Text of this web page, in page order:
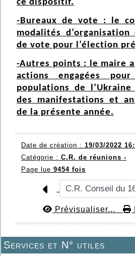
Services et N° utiles
ce dispositif.
-Bureaux de vote : le
modalités
de vote pour l’élection
-Autres points : le maire
actions engagées
populations de
des manifestations et
de la présente année.
Date de création : 19/03/2022
Catégorie : C.R. de réunions -
Page lue 9454 fois
Prévisualiser...